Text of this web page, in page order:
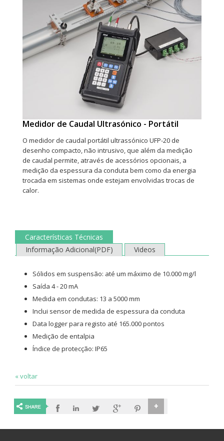
Medidor de Caudal Ultrasónico - Portátil
O medidor de caudal portátil ultrassónico UFP-20 de
desenho compacto, não intrusivo, que além da medição
de caudal permite, através de acessórios opcionais, a
medição da espessura da conduta bem como da energia
trocada em sistemas onde estejam envolvidas trocas de
calor.
Características Técnicas
Informação Adicional(PDF)
Videos
Sólidos em suspensão: até um máximo de 10.000 mg/l
Saída 4 - 20 mA
Medida em condutas: 13 a 5000 mm
Inclui sensor de medida de espessura da conduta
Data logger para registo até 165.000 pontos
Medição de entalpia
Índice de protecção: IP65
« voltar